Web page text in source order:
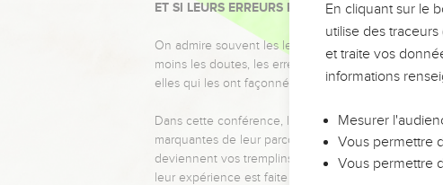
ET SI LEURS ERREURS POUVAIENT VOUS
On admire souvent les leaders pour leurs réussites,
moins les doutes, les erreurs et les saisons difficiles
elles qui les ont façonnés.
Dans cette conférence, leaders, entrepreneurs, et
marquantes de leur parcours et les clés pour
deviennent vos tremplins. Que vous guidiez un
leur expérience est faite pour vous.
En cliquant sur le
utilise des
et traite vos
informations
Mesurer
Vous permettre
Vous permettre